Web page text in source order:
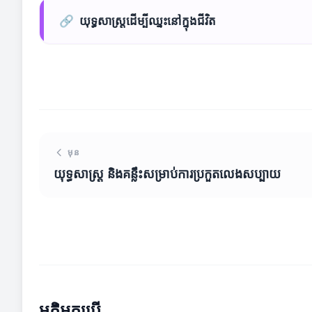
🔗 យុទ្ធសាស្រ្តដើម្បីឈ្នះនៅក្នុងជីវិត
មុន
យុទ្ធសាស្ត្រ និងគន្លឹះសម្រាប់ការប្រកួតលេងសប្បាយ